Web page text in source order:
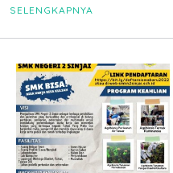
SELENGKAPNYA